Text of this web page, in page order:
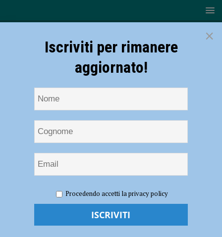
parete durante una scalata, 61enne ferito e soccorso in elicottero
Cade da una parete durante una scalata,
×
Iscriviti per rimanere
aggiornato!
Procedendo accetti la privacy policy